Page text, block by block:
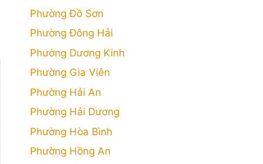
Phường Đồ Sơn
Phường Đông Hải
Phường Dương Kinh
Phường Gia Viên
Phường Hải An
Phường Hải Dương
Phường Hòa Bình
Phường Hồng An